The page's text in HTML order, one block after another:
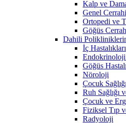
Kalp ve
Genel Cerrahi
Ortopedi ve
Göğüs
Dahili
İç Hastalıkları
Göğüs
Nöroloji
Çocuk
Ruh Sağlığı
Çocuk ve
Fiziksel Tıp
Radyoloji